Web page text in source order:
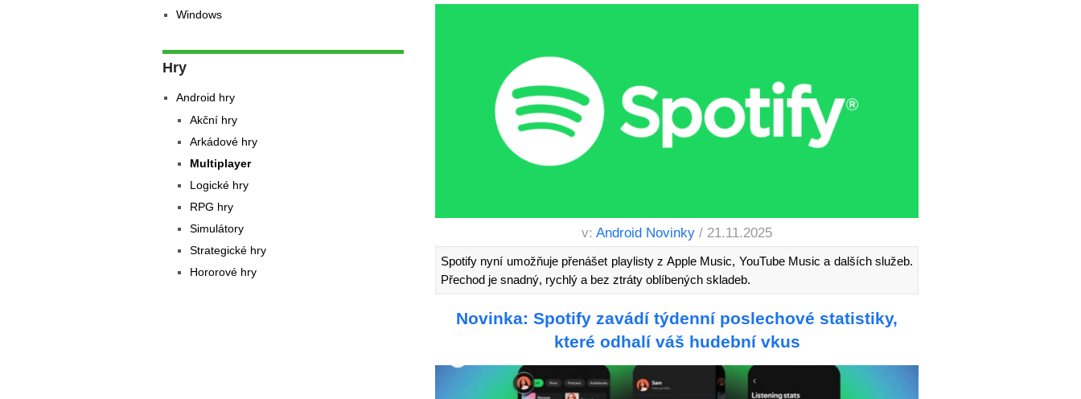
v:Android Novinky / 21.11.2025
Spotify nyní umožňuje přenášet playlisty z Apple Music, YouTube Music a dalších služeb.
Přechod je snadný, rychlý a bez ztráty oblíbených skladeb.
Novinka: Spotify zavádí týdenní poslechové statistiky,
které odhalí váš hudební vkus
Windows
Hry
Android hry
Akční hry
Arkádové hry
Multiplayer
Logické hry
RPG hry
Simulátory
Strategické hry
Hororové hry